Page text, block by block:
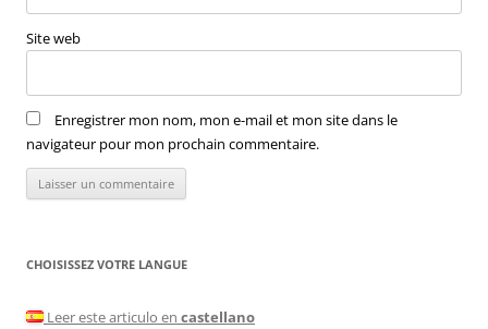
Site web
Enregistrer mon nom, mon e-mail et mon site dans le
navigateur pour mon prochain commentaire.
CHOISISSEZ VOTRE LANGUE
Leer este articulo en castellano